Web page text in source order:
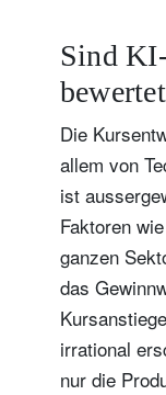
Sind
Die
allem von
ist
Faktoren
ganzen
das
irrational
nur die